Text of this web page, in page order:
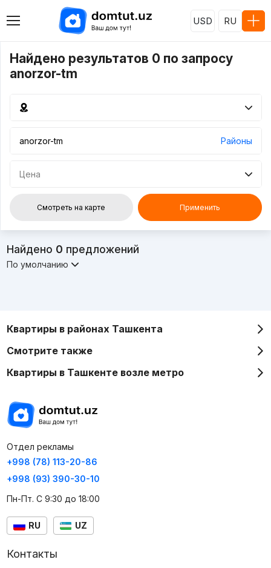
USD RU
Найдено результатов 0 по запросу
anorzor-tm
Районы
Цена
Смотреть на карте Применить
Найдено 0 предложений
По умолчанию
Квартиры в районах Ташкента
Смотрите также
Квартиры в Ташкенте возле метро
Отдел рекламы
+998 (78) 113-20-86
+998 (93) 390-30-10
Пн-Пт. С 9:30 до 18:00
RU UZ
Контакты